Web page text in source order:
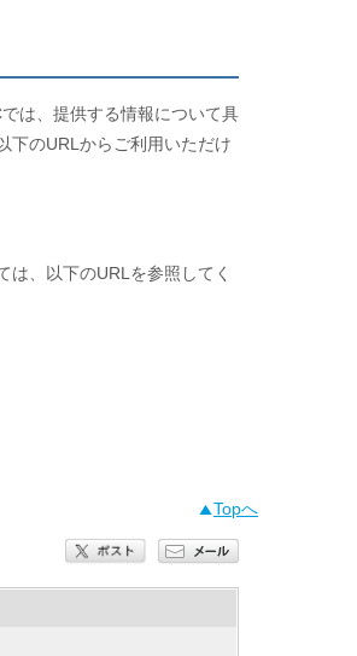
は、提供する情報について具
下のURLからご利用いただけ
、以下のURLを参照してく
Topへ